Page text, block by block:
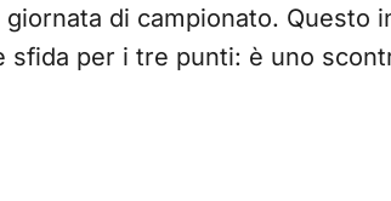
di campionato. Questo
sfida per i tre punti: è uno